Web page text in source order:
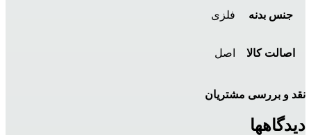
جنس بدنه فلزی
اصالت کالا اصل
نقد و بررسی مشتریان
دیدگاهها